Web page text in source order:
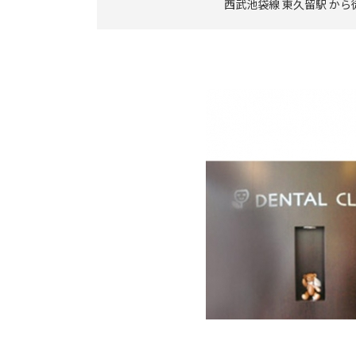
西武池袋線 東久留駅 から